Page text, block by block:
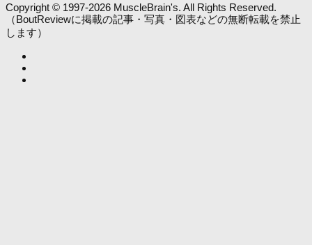
Copyright © 1997-2026 MuscleBrain's. All Rights Reserved.
（BoutReviewに掲載の記事・写真・図表などの無断転載を禁止
します）